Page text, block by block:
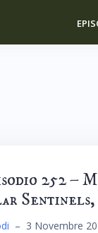
252 –
– 3 Novembre